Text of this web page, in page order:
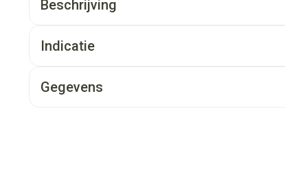
Beschrijving
Indicatie
Gegevens